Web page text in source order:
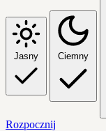
Jasny Ciemny
Rozpocznij